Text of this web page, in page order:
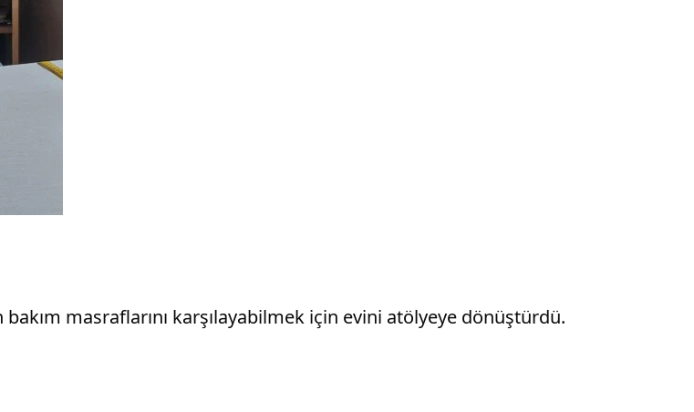
masraflarını karşılayabilmek için evini atölyeye dönüştürdü.